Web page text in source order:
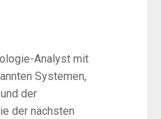
Analyst mit
Systemen,
der
der nächsten